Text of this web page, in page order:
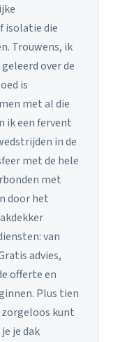
isolatie die
Trouwens, ik
over de
is
met al die
ik een fervent
in de
met de hele
met
door het
van
advies,
offerte en
Plus tien
kunt
je dak